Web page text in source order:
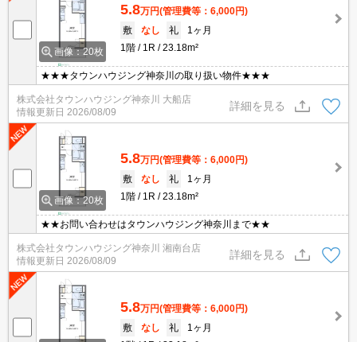
画像：20枚
5.8万円(管理費等：6,000円)
敷
なし 礼
1ヶ月
1階
1R 23.18m²
★★★タウンハウジング神奈川の取り扱い物件★★★
株式会社タウンハウジング神奈川 大船店
情報更新日 2026/08/09
詳細を見る
画像：20枚
5.8万円(管理費等：6,000円)
敷
なし 礼
1ヶ月
1階
1R 23.18m²
★★お問い合わせはタウンハウジング神奈川まで★★
株式会社タウンハウジング神奈川 湘南台店
情報更新日 2026/08/09
詳細を見る
5.8万円(管理費等：6,000円)
敷
なし 礼
1ヶ月